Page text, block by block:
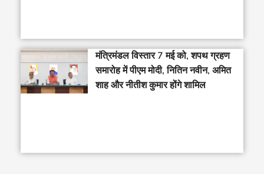
मंत्रिमंडल विस्तार 7 मई को, शपथ ग्रहण
समारोह में पीएम मोदी, नितिन नवीन, अमित
शाह और नीतीश कुमार होंगे शामिल